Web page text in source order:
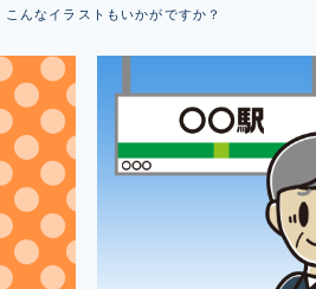
こんなイラストもいかがですか？